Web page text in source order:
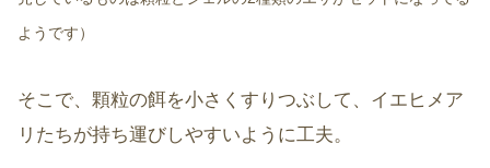
ようです）
そこで、顆粒の餌を小さくすりつぶして、イエヒメア
リたちが持ち運びしやすいように工夫。